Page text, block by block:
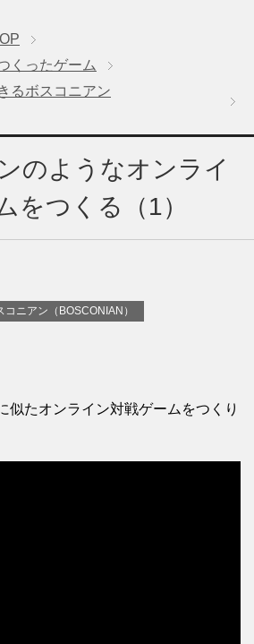
くったゲーム
るボスコニアン
のようなオンライ
をつくる（1）
ニアン（BOSCONIAN）
似たオンライン対戦ゲームをつくり